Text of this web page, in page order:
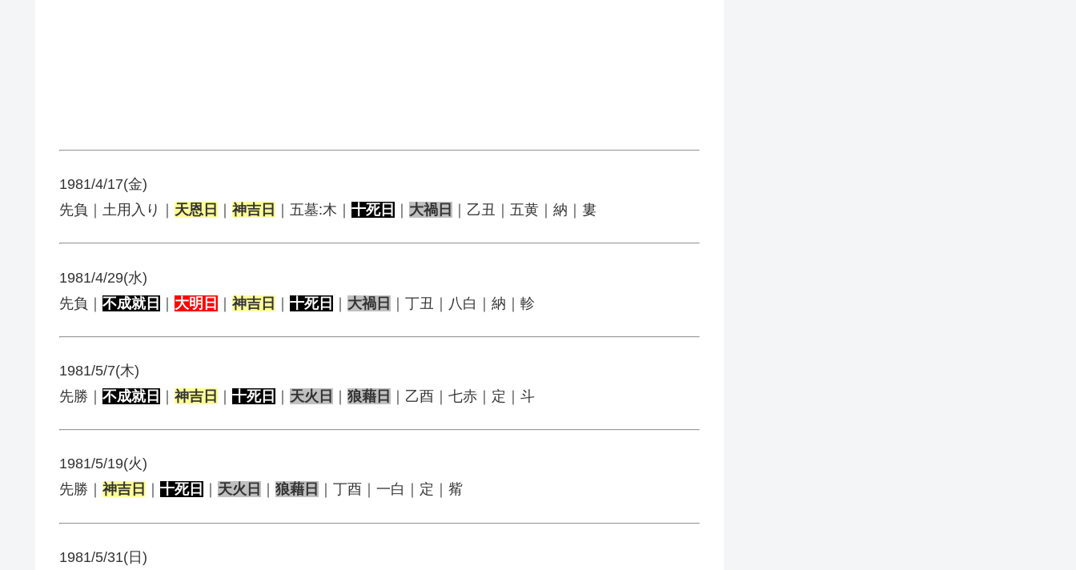
1981/4/17(金)
先負｜土用入り｜ 天恩日 神吉日 ｜五墓:木｜ 十死日 大禍日 ｜乙丑｜五黄｜納｜婁
1981/4/29(水)
先負｜ 不成就日 ｜ 大明日 ｜ 神吉日 ｜ 十死日 ｜ 大禍日 ｜丁丑｜八白｜納｜軫
1981/5/7(木)
先勝｜ 不成就日 神吉日 十死日 天火日 狼藉日 ｜乙酉｜七赤｜定｜斗
1981/5/19(火)
先勝｜ 神吉日 十死日 天火日 狼藉日 ｜丁酉｜一白｜定｜觜
1981/5/31(日)